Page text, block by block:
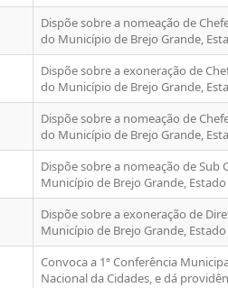
Dispõe sobre a nomeação de
do Município de Brejo Grande,
Dispõe sobre a exoneração de
do Município de Brejo Grande,
Dispõe sobre a nomeação de
do Município de Brejo Grande,
Dispõe sobre a nomeação de Sub
Município de Brejo Grande,
Dispõe sobre a exoneração de
Município de Brejo Grande,
Convoca a 1ª Conferência
Nacional da Cidades, e dá